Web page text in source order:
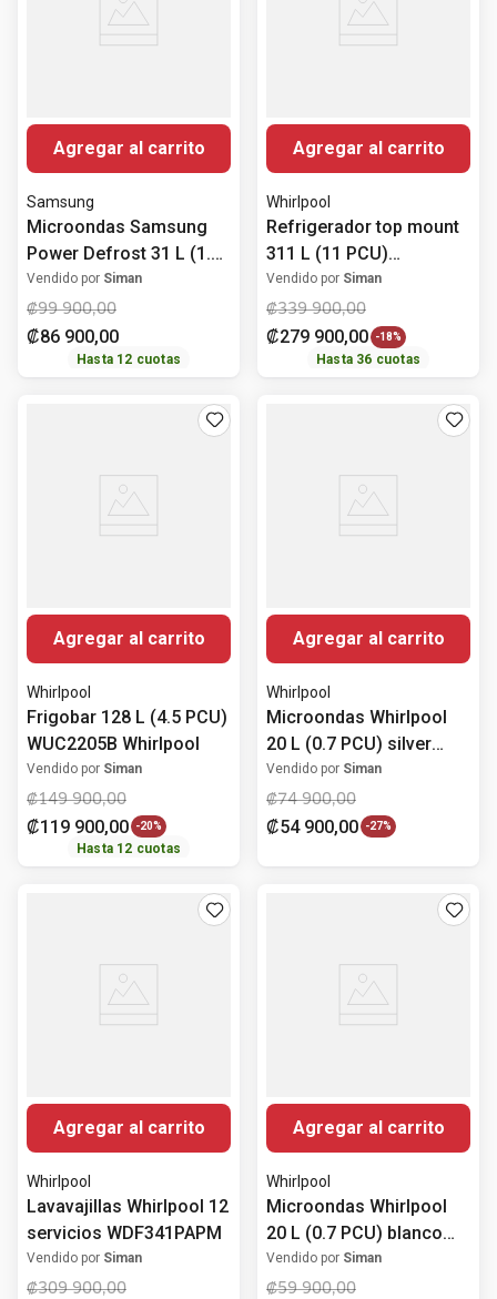
Agregar al carrito
Samsung
Microondas Samsung
Power Defrost 31 L (1.1
PCU) MS32DG4504ATAX
Vendido por Siman
₡99 900,00
₡86 900,00
Hasta 12 cuotas
Agregar al carrito
Whirlpool
Refrigerador top mount
311 L (11 PCU)
WRW32DKTMB
Whirlpool
Vendido por Siman
₡339 900,00
₡279 900,00 -18%
Hasta 36 cuotas
Agregar al carrito
Whirlpool
Frigobar 128 L (4.5 PCU)
WUC2205B Whirlpool
Vendido por Siman
₡149 900,00
₡119 900,00 -20%
Hasta 12 cuotas
Agregar al carrito
Whirlpool
Microondas Whirlpool
20 L (0.7 PCU) silver
WM1807D
Vendido por Siman
₡74 900,00
₡54 900,00 -27%
Agregar al carrito
Whirlpool
Lavavajillas Whirlpool 12
servicios WDF341PAPM
Vendido por Siman
₡309 900,00
Agregar al carrito
Whirlpool
Microondas Whirlpool
20 L (0.7 PCU) blanco
WM1807W
Vendido por Siman
₡59 900,00